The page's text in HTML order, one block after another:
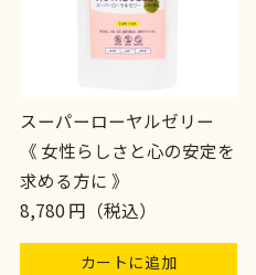
スーパーローヤルゼリー
《 女性らしさと心の安定を
求める方に 》
8,780 円（税込）
カートに追加